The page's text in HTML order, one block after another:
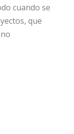
cuando se
que